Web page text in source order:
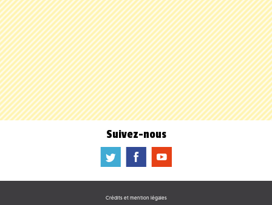
Suivez-nous
a b f
Crédits et mention légales